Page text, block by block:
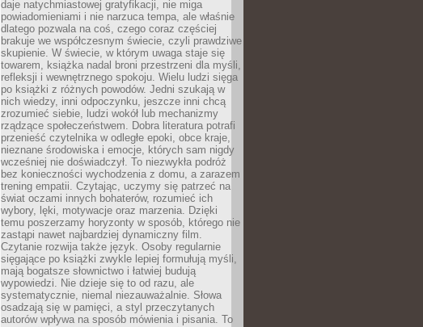
daje natychmiastowej gratyfikacji, nie miga
powiadomieniami i nie narzuca tempa, ale właśnie
dlatego pozwala na coś, czego coraz częściej
brakuje we współczesnym świecie, czyli prawdziwe
skupienie. W świecie, w którym uwaga staje się
towarem, książka nadal broni przestrzeni dla myśli,
refleksji i wewnętrznego spokoju. Wielu ludzi sięga
po książki z różnych powodów. Jedni szukają w
nich wiedzy, inni odpoczynku, jeszcze inni chcą
zrozumieć siebie, ludzi wokół lub mechanizmy
rządzące społeczeństwem. Dobra literatura potrafi
przenieść czytelnika w odległe epoki, obce kraje,
nieznane środowiska i emocje, których sam nigdy
wcześniej nie doświadczył. To niezwykła podróż
bez konieczności wychodzenia z domu, a zarazem
trening empatii. Czytając, uczymy się patrzeć na
świat oczami innych bohaterów, rozumieć ich
wybory, lęki, motywacje oraz marzenia. Dzięki
temu poszerzamy horyzonty w sposób, którego nie
zastąpi nawet najbardziej dynamiczny film.
Czytanie rozwija także język. Osoby regularnie
sięgające po książki zwykle lepiej formułują myśli,
mają bogatsze słownictwo i łatwiej budują
wypowiedzi. Nie dzieje się to od razu, ale
systematycznie, niemal niezauważalnie. Słowa
osadzają się w pamięci, a styl przeczytanych
autorów wpływa na sposób mówienia i pisania. To